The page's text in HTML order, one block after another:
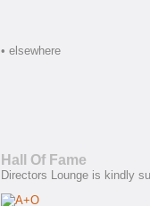
• elsewhere
Hall Of Fame
Directors Lounge is kindly